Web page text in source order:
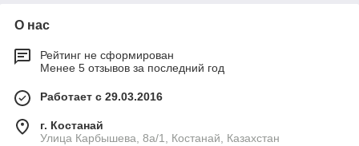
О нас
Рейтинг не сформирован
Менее 5 отзывов за последний год
Работает с 29.03.2016
г. Костанай
Улица Карбышева, 8а/1, Костанай, Казахстан